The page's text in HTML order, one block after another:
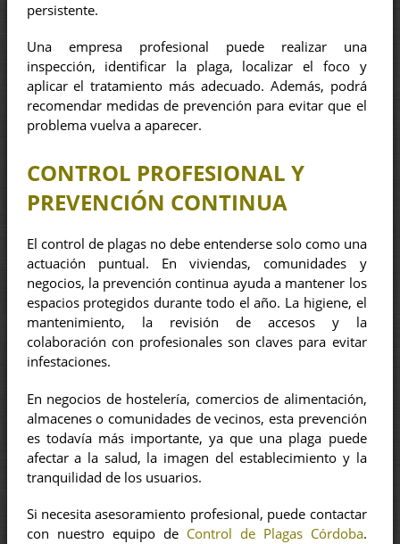
persistente.
Una empresa profesional puede realizar una
inspección, identificar la plaga, localizar el foco y
aplicar el tratamiento más adecuado. Además, podrá
recomendar medidas de prevención para evitar que el
problema vuelva a aparecer.
CONTROL PROFESIONAL Y
PREVENCIÓN CONTINUA
El control de plagas no debe entenderse solo como una
actuación puntual. En viviendas, comunidades y
negocios, la prevención continua ayuda a mantener los
espacios protegidos durante todo el año. La higiene, el
mantenimiento, la revisión de accesos y la
colaboración con profesionales son claves para evitar
infestaciones.
En negocios de hostelería, comercios de alimentación,
almacenes o comunidades de vecinos, esta prevención
es todavía más importante, ya que una plaga puede
afectar a la salud, la imagen del establecimiento y la
tranquilidad de los usuarios.
Si necesita asesoramiento profesional, puede contactar
con nuestro equipo de Control de Plagas Córdoba.